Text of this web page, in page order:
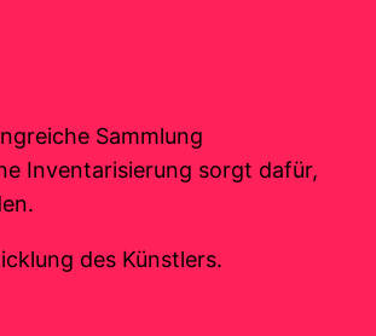
Sammlung
Inventarisierung sorgt dafür,
des Künstlers.